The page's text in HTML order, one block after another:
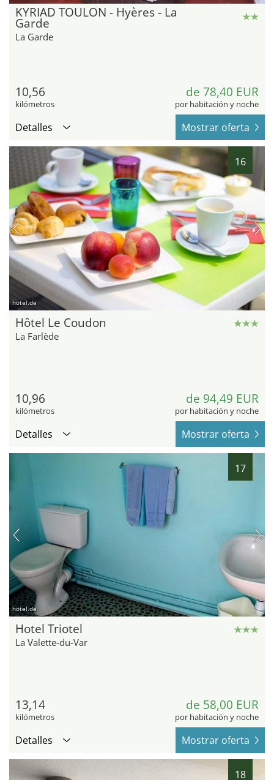
KYRIAD TOULON - Hyères - La
Garde
La Garde
10,56
kilómetros
de 78,40 EUR
por habitación y noche
Detalles Mostrar oferta
16
hotel.de
Hôtel Le Coudon
La Farlède
10,96
kilómetros
de 94,49 EUR
por habitación y noche
Detalles Mostrar oferta
17
hotel.de
Hotel Triotel
La Valette-du-Var
13,14
kilómetros
de 58,00 EUR
por habitación y noche
Detalles Mostrar oferta
18